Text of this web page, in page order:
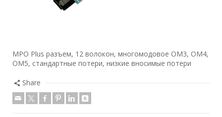
MPO Plus разъем, 12 волокон, многомодовое OM3, OM4,
OM5, стандартные потери, низкие вносимые потери
Share